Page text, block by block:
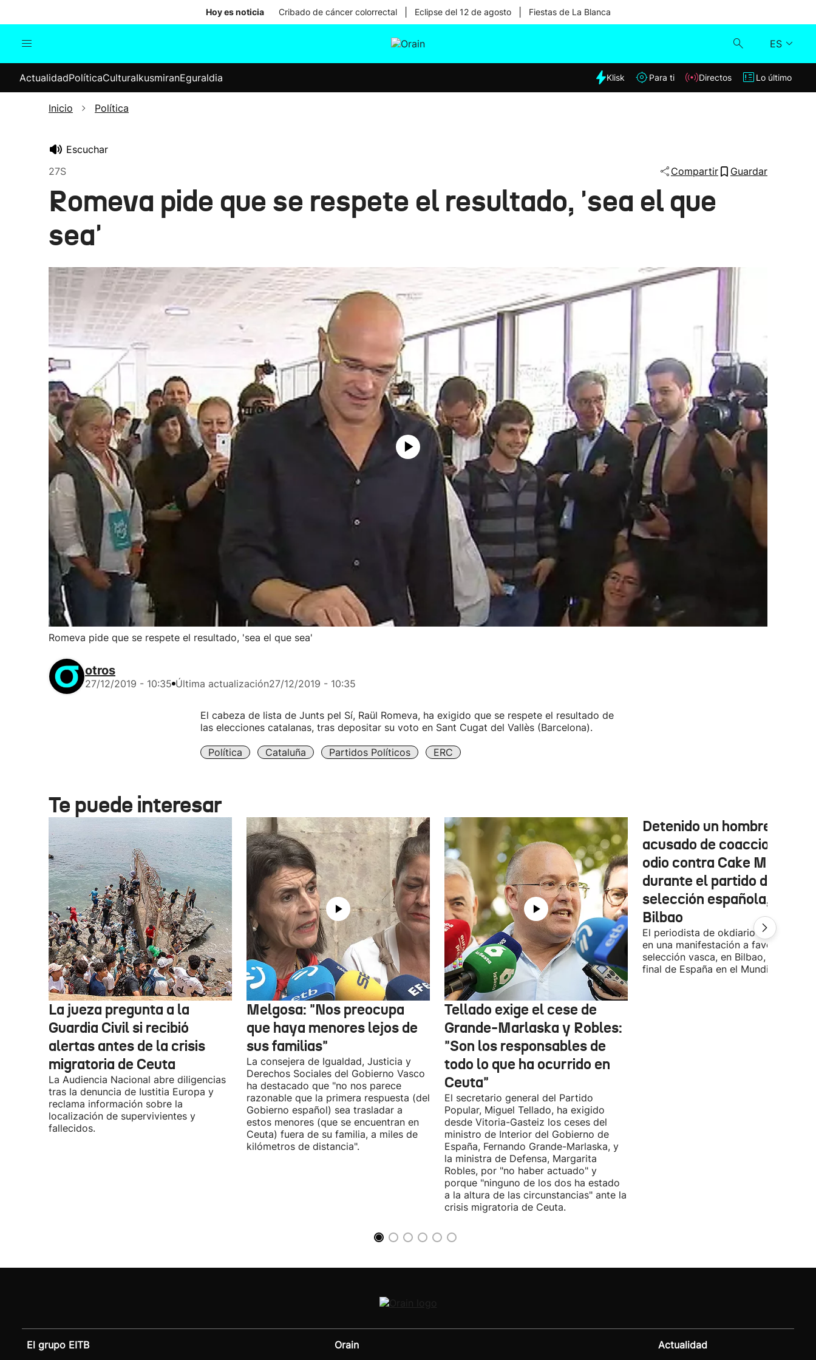
Hoy es noticia Cribado de cáncer colorrectal Eclipse del 12 de agosto Fiestas de La Blanca
ES
Internacional
Elecciones
Klisk
ActualidadPolíticaCulturaIkusmiranEguraldia Klisk Para ti Directos Lo último
Inicio Política
Escuchar
27S
Compartir Guardar
Romeva pide que se respete el resultado, 'sea el que
sea'
Romeva pide que se respete el resultado, 'sea el que sea'
otros
27/12/2019 - 10:35 Última actualización27/12/2019 - 10:35
El cabeza de lista de Junts pel Sí, Raül Romeva, ha exigido que se respete el resultado de
las elecciones catalanas, tras depositar su voto en Sant Cugat del Vallès (Barcelona).
Política Cataluña Partidos Políticos ERC
Te puede interesar
La jueza pregunta a la
Guardia Civil si recibió
alertas antes de la crisis
migratoria de Ceuta
La Audiencia Nacional abre diligencias
tras la denuncia de Iustitia Europa y
reclama información sobre la
localización de supervivientes y
fallecidos.
Melgosa: "Nos preocupa
que haya menores lejos de
sus familias"
La consejera de Igualdad, Justicia y
Derechos Sociales del Gobierno Vasco
ha destacado que "no nos parece
razonable que la primera respuesta (del
Gobierno español) sea trasladar a
estos menores (que se encuentran en
Ceuta) fuera de su familia, a miles de
kilómetros de distancia".
Tellado exige el cese de
Grande-Marlaska y Robles:
"Son los responsables de
todo lo que ha ocurrido en
Ceuta"
El secretario general del Partido
Popular, Miguel Tellado, ha exigido
desde Vitoria-Gasteiz los ceses del
ministro de Interior del Gobierno de
España, Fernando Grande-Marlaska, y
la ministra de Defensa, Margarita
Robles, por "no haber actuado" y
porque "ninguno de los dos ha estado
a la altura de las circunstancias" ante la
crisis migratoria de Ceuta.
Detenido un hombre
acusado de coacciones y
odio contra Cake Minuesa
durante el partido de la
selección española, en
Bilbao
El periodista de okdiario se
en una manifestación a favor de la
selección vasca, en Bilbao, durante la
final de España en el Mundial.
El grupo EITB Orain Actualidad